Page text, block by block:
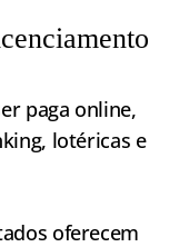
paga online,
lotéricas e
oferecem